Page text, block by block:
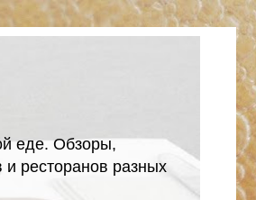
еде. Обзоры,
и ресторанов разных